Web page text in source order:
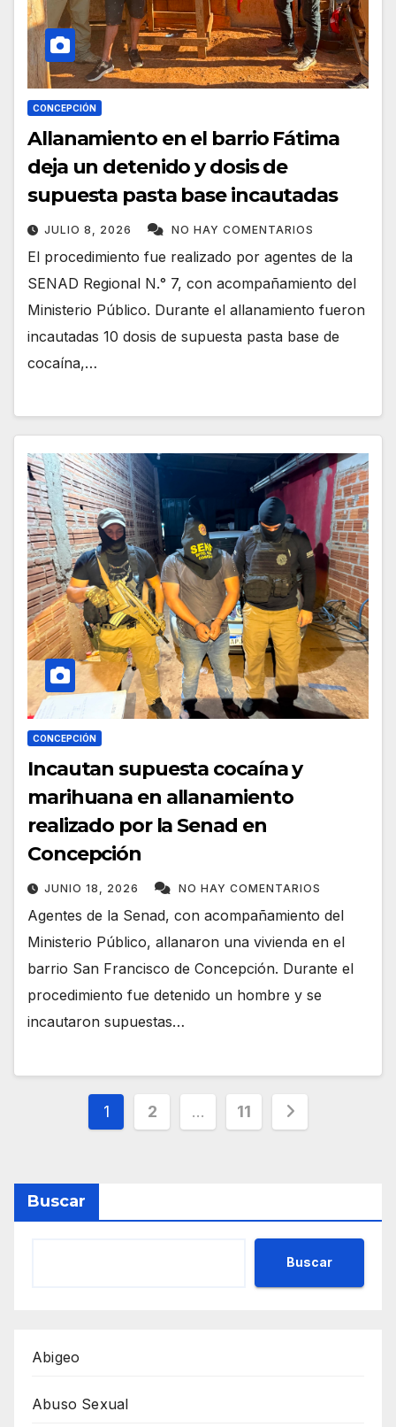
CONCEPCIÓN
Allanamiento en el barrio Fátima
deja un detenido y dosis de
supuesta pasta base incautadas
JULIO 8, 2026 NO HAY COMENTARIOS
El procedimiento fue realizado por agentes de la
SENAD Regional N.° 7, con acompañamiento del
Ministerio Público. Durante el allanamiento fueron
incautadas 10 dosis de supuesta pasta base de
cocaína,…
CONCEPCIÓN
Incautan supuesta cocaína y
marihuana en allanamiento
realizado por la Senad en
Concepción
JUNIO 18, 2026 NO HAY COMENTARIOS
Agentes de la Senad, con acompañamiento del
Ministerio Público, allanaron una vivienda en el
barrio San Francisco de Concepción. Durante el
procedimiento fue detenido un hombre y se
incautaron supuestas…
Paginación
entradas
1 2 … 11
Buscar
Buscar
Abigeo
Abuso Sexual